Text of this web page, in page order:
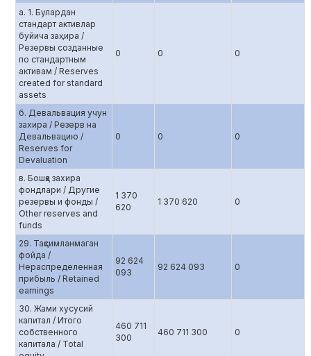
а. 1. Булардан
стандарт активлар
буйича заҳира /
Резервы созданные
по стандартным
активам / Reserves
created for standard
assets
0 0 0
б. Девальвация учун
захира / Резерв на
Девальвацию /
Reserves for
Devaluation
0 0 0
в. Бошқа захира
фондлари / Другие
резервы и фонды /
Other reserves and
funds
1 370
620
1 370 620 0
29. Тақсимланмаган
фойда /
Нераспределенная
прибыль / Retained
earnings
92 624
093
92 624 093 0
30. Жами хусусий
капитал / Итого
собственного
капитала / Total
460 711
300
460 711 300 0